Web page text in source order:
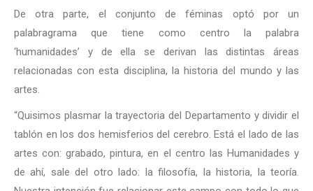
De otra parte, el conjunto de féminas optó por un
palabragrama que tiene como centro la palabra
‘humanidades’ y de ella se derivan las distintas áreas
relacionadas con esta disciplina, la historia del mundo y las
artes.
“Quisimos plasmar la trayectoria del Departamento y dividir el
tablón en los dos hemisferios del cerebro. Está el lado de las
artes con: grabado, pintura, en el centro las Humanidades y
de ahí, sale del otro lado: la filosofía, la historia, la teoría.